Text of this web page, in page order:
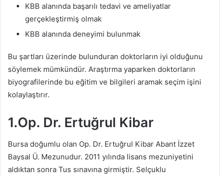
KBB alanında başarılı tedavi ve ameliyatlar
gerçekleştirmiş olmak
KBB alanında deneyimi bulunmak
Bu şartları üzerinde bulunduran doktorların iyi olduğunu
söylemek mümkündür. Araştırma yaparken doktorların
biyografilerinde bu eğitim ve bilgileri aramak seçim işini
kolaylaştırır.
1.Op. Dr. Ertuğrul Kibar
Bursa doğumlu olan Op. Dr. Ertuğrul Kibar Abant İzzet
Baysal Ü. Mezunudur. 2011 yılında lisans mezuniyetini
aldıktan sonra Tus sınavına girmiştir. Selçuklu